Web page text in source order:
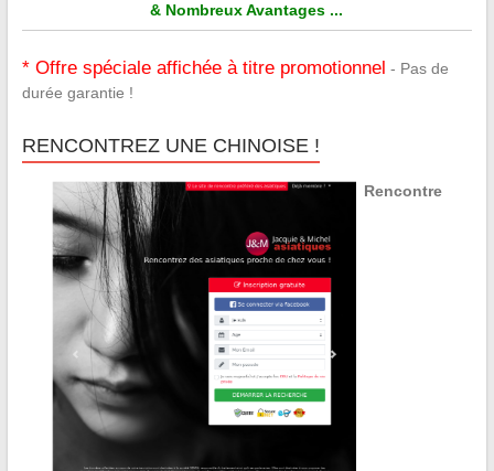
& Nombreux Avantages ...
* Offre spéciale affichée à titre promotionnel - Pas de
durée garantie !
RENCONTREZ UNE CHINOISE !
Rencontre